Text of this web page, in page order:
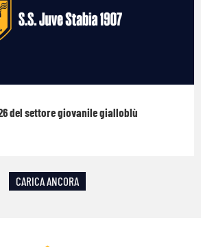
del settore giovanile gialloblù
CARICA ANCORA